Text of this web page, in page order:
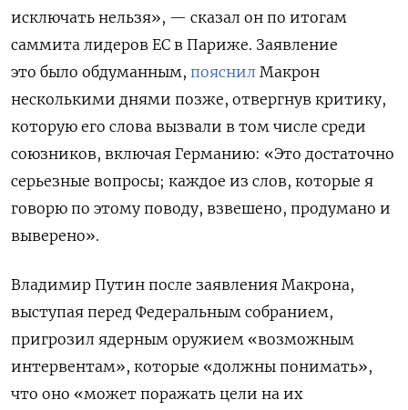
исключать нельзя», — сказал он по итогам
саммита лидеров ЕС в Париже. Заявление
это было обдуманным, пояснил Макрон
несколькими днями позже, отвергнув критику,
которую его слова вызвали в том числе среди
союзников, включая Германию: «Это достаточно
серьезные вопросы; каждое из слов, которые я
говорю по этому поводу, взвешено, продумано и
выверено».
Владимир Путин после заявления Макрона,
выступая перед Федеральным собранием,
пригрозил ядерным оружием «возможным
интервентам», которые «должны понимать»,
что оно «может поражать цели на их